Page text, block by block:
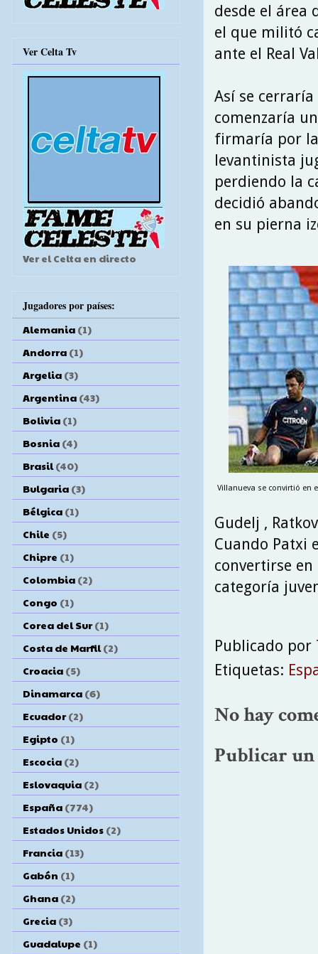
desde el área
el que militó
ante el Real
Así se
comenzaría
firmaría por la
levantinista
perdiendo la
decidió
en su pierna
Villanueva se convirtió en
Gudelj ,
Cuando Patxi
convertirse
categoría
Publicado por
Etiquetas:
No hay
Publicar
Ver Celta Tv
Ver el Celta en directo
Jugadores por países:
Alemania (1)
Andorra (1)
Argelia (3)
Argentina (43)
Bolivia (1)
Bosnia (4)
Brasil (40)
Bulgaria (3)
Bélgica (1)
Chile (5)
Chipre (1)
Colombia (2)
Congo (1)
Corea del Sur (1)
Costa de Marfil (2)
Croacia (5)
Dinamarca (6)
Ecuador (2)
Egipto (1)
Escocia (2)
Eslovaquia (2)
España (774)
Estados Unidos (2)
Francia (13)
Gabón (1)
Ghana (2)
Grecia (3)
Guadalupe (1)